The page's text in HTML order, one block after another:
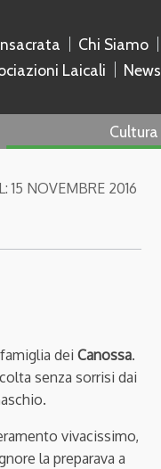
Chi Siamo
Laicali
News
Cultura
15 NOVEMBRE 2016
dei Canossa.
senza sorrisi dai
vivacissimo,
la preparava a